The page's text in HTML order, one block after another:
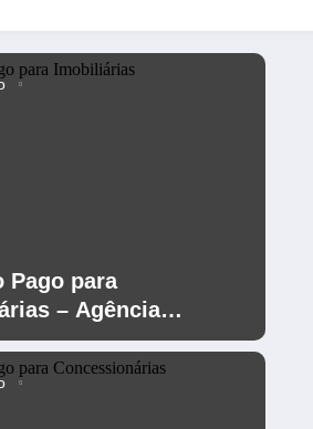
Pago para
– Agência
– Plano de Expansão